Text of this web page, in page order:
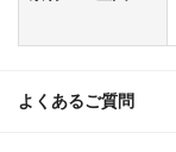
よくあるご質問